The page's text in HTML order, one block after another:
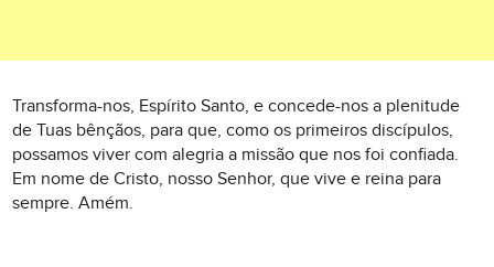
Transforma-nos, Espírito Santo, e concede-nos a plenitude
de Tuas bênçãos, para que, como os primeiros discípulos,
possamos viver com alegria a missão que nos foi confiada.
Em nome de Cristo, nosso Senhor, que vive e reina para
sempre. Amém.